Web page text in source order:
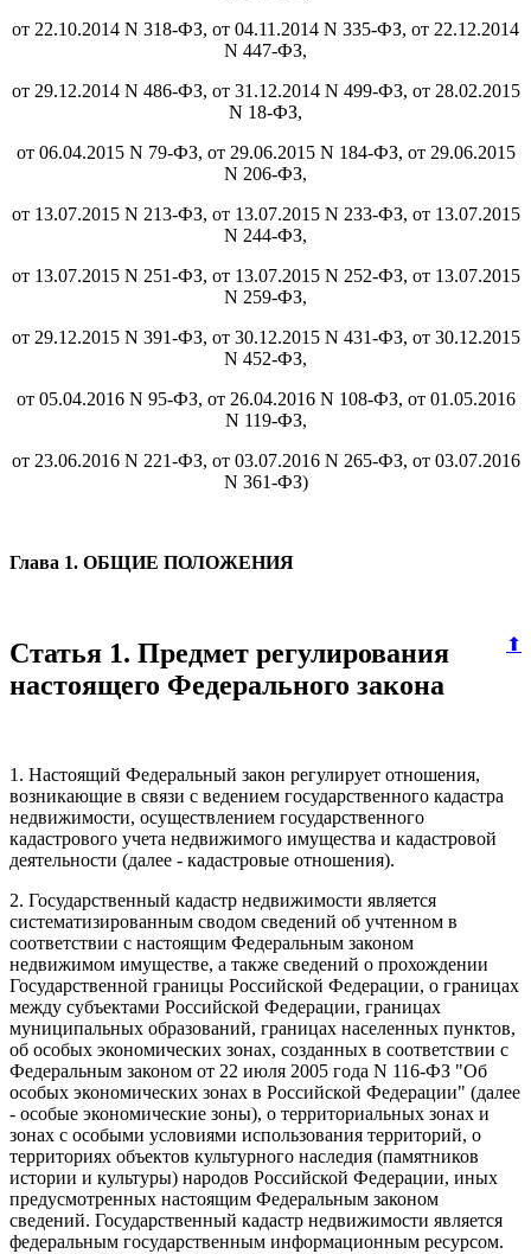
от 22.10.2014 N 318-ФЗ, от 04.11.2014 N 335-ФЗ, от 22.12.2014
N 447-ФЗ,
от 29.12.2014 N 486-ФЗ, от 31.12.2014 N 499-ФЗ, от 28.02.2015
N 18-ФЗ,
от 06.04.2015 N 79-ФЗ, от 29.06.2015 N 184-ФЗ, от 29.06.2015
N 206-ФЗ,
от 13.07.2015 N 213-ФЗ, от 13.07.2015 N 233-ФЗ, от 13.07.2015
N 244-ФЗ,
от 13.07.2015 N 251-ФЗ, от 13.07.2015 N 252-ФЗ, от 13.07.2015
N 259-ФЗ,
от 29.12.2015 N 391-ФЗ, от 30.12.2015 N 431-ФЗ, от 30.12.2015
N 452-ФЗ,
от 05.04.2016 N 95-ФЗ, от 26.04.2016 N 108-ФЗ, от 01.05.2016
N 119-ФЗ,
от 23.06.2016 N 221-ФЗ, от 03.07.2016 N 265-ФЗ, от 03.07.2016
N 361-ФЗ)
Глава 1. ОБЩИЕ ПОЛОЖЕНИЯ
⬆
Статья 1. Предмет регулирования
настоящего Федерального закона
1. Настоящий Федеральный закон регулирует отношения,
возникающие в связи с ведением государственного кадастра
недвижимости, осуществлением государственного
кадастрового учета недвижимого имущества и кадастровой
деятельности (далее - кадастровые отношения).
2. Государственный кадастр недвижимости является
систематизированным сводом сведений об учтенном в
соответствии с настоящим Федеральным законом
недвижимом имуществе, а также сведений о прохождении
Государственной границы Российской Федерации, о границах
между субъектами Российской Федерации, границах
муниципальных образований, границах населенных пунктов,
об особых экономических зонах, созданных в соответствии с
Федеральным законом от 22 июля 2005 года N 116-ФЗ "Об
особых экономических зонах в Российской Федерации" (далее
- особые экономические зоны), о территориальных зонах и
зонах с особыми условиями использования территорий, о
территориях объектов культурного наследия (памятников
истории и культуры) народов Российской Федерации, иных
предусмотренных настоящим Федеральным законом
сведений. Государственный кадастр недвижимости является
федеральным государственным информационным ресурсом.